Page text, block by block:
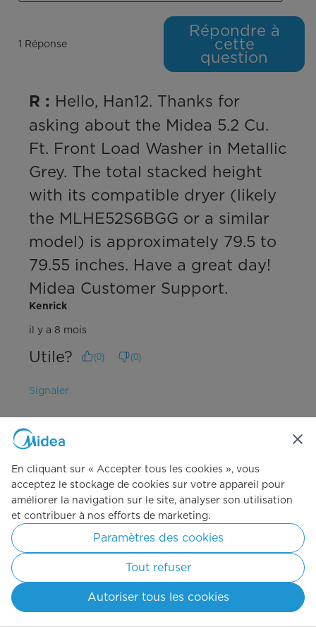
1 Réponse
Répondre à
cette
question
R : Hello, Han12. Thanks for
asking about the Midea 5.2 Cu.
Ft. Front Load Washer in Metallic
Grey. The total stacked height
with its compatible dryer (likely
the MLHE52S6BGG or a similar
model) is approximately 79.5 to
79.55 inches. Have a great day!
Midea Customer Support.
Kenrick
il y a 8 mois
Utile? (0) (0)
Signaler
Q : Which side dies the washer on. Does it open left to right?
il y a un an
Traduire avec Google
Publication initiale surLaveuse
à chargement frontal, en gris
métallisé, 5,2 pi³
En cliquant sur « Accepter tous les cookies », vous
acceptez le stockage de cookies sur votre appareil pour
améliorer la navigation sur le site, analyser son utilisation
et contribuer à nos efforts de marketing.
Paramètres des cookies
Tout refuser
Autoriser tous les cookies